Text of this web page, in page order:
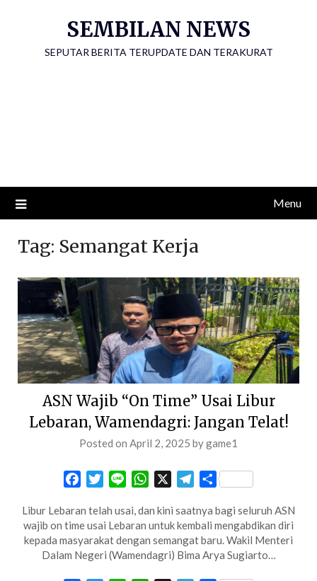
SEMBILAN NEWS
SEPUTAR BERITA TERUPDATE DAN TERAKURAT
Menu
Tag: Semangat Kerja
ASN Wajib “On Time” Usai Libur
Lebaran, Wamendagri: Jangan Telat!
Posted on April 2, 2025 bygame1
FacebookTwitterLine WhatsApp Telegram
Share
Libur Lebaran telah usai, dan kini saatnya bagi seluruh ASN
wajib on time usai Lebaran untuk kembali mengabdikan diri
kepada masyarakat dengan semangat baru. Wakil Menteri
Dalam Negeri (Wamendagri) Bima Arya Sugiarto…